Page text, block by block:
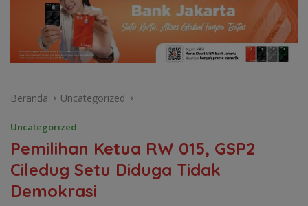
Beranda Uncategorized
Uncategorized
Pemilihan Ketua RW 015, GSP2
Ciledug Setu Diduga Tidak
Demokrasi